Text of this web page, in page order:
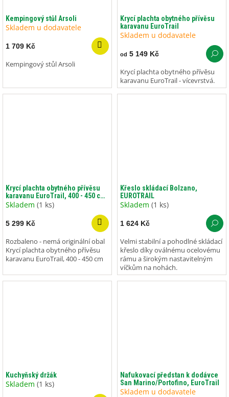
Kempingový stůl Arsoli
Skladem u dodavatele
1 709 Kč
Kempingový stůl Arsoli
Krycí plachta obytného přívěsu
karavanu EuroTrail
Skladem u dodavatele
od 5 149 Kč
Krycí plachta obytného přívěsu
karavanu EuroTrail - vícevrstvá.
Krycí plachta obytného přívěsu
karavanu EuroTrail, 400 - 450 cm
(Rozbaleno)
Skladem (1 ks)
5 299 Kč
Rozbaleno - nemá originální obal
Krycí plachta obytného přívěsu
karavanu EuroTrail, 400 - 450 cm
Křeslo skládací Bolzano,
EUROTRAIL
Skladem (1 ks)
1 624 Kč
Velmi stabilní a pohodlné skládací
křeslo díky oválnému ocelovému
rámu a širokým nastavitelným
víčkům na nohách.
Kuchyňský držák
Skladem (1 ks)
Nafukovací předstan k dodávce
San Marino/Portofino, EuroTrail
Skladem u dodavatele